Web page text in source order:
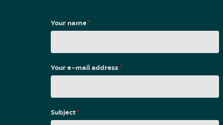
Your name*
Your e-mail address*
Subject*